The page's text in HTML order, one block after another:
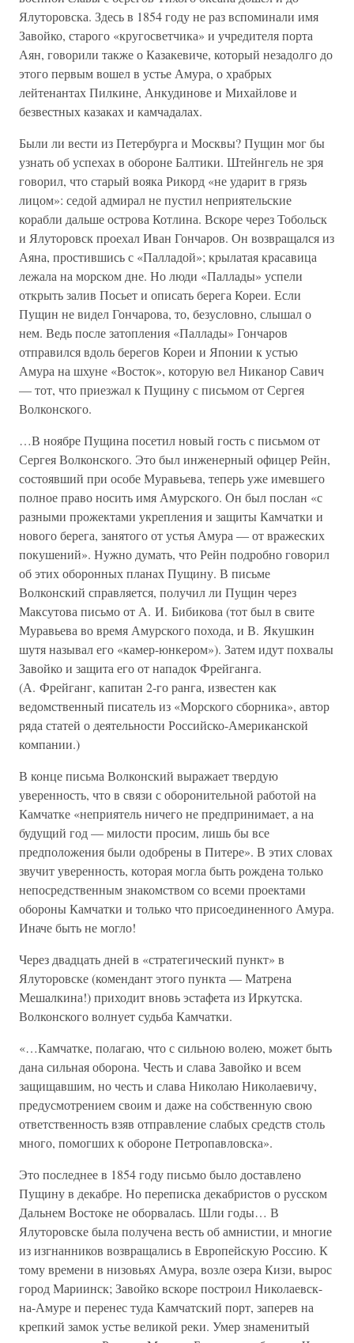
Ялуторовска. Здесь в 1854 году не раз вспоминали имя
Завойко, старого «кругосветчика» и учредителя порта
Аян, говорили также о Казакевиче, который незадолго до
этого первым вошел в устье Амура, о храбрых
лейтенантах Пилкине, Анкудинове и Михайлове и
безвестных казаках и камчадалах.
Были ли вести из Петербурга и Москвы? Пущин мог бы
узнать об успехах в обороне Балтики. Штейнгель не зря
говорил, что старый вояка Рикорд «не ударит в грязь
лицом»: седой адмирал не пустил неприятельские
корабли дальше острова Котлина. Вскоре через Тобольск
и Ялуторовск проехал Иван Гончаров. Он возвращался из
Аяна, простившись с «Палладой»; крылатая красавица
лежала на морском дне. Но люди «Паллады» успели
открыть залив Посьет и описать берега Кореи. Если
Пущин не видел Гончарова, то, безусловно, слышал о
нем. Ведь после затопления «Паллады» Гончаров
отправился вдоль берегов Кореи и Японии к устью
Амура на шхуне «Восток», которую вел Никанор Савич
— тот, что приезжал к Пущину с письмом от Сергея
Волконского.
…В ноябре Пущина посетил новый гость с письмом от
Сергея Волконского. Это был инженерный офицер Рейн,
состоявший при особе Муравьева, теперь уже имевшего
полное право носить имя Амурского. Он был послан «с
разными прожектами укрепления и защиты Камчатки и
нового берега, занятого от устья Амура — от вражеских
покушений». Нужно думать, что Рейн подробно говорил
об этих оборонных планах Пущину. В письме
Волконский справляется, получил ли Пущин через
Максутова письмо от А. И. Бибикова (тот был в свите
Муравьева во время Амурского похода, и В. Якушкин
шутя называл его «камер-юнкером»). Затем идут похвалы
Завойко и защита его от нападок Фрейганга.
(А. Фрейганг, капитан 2-го ранга, известен как
ведомственный писатель из «Морского сборника», автор
ряда статей о деятельности Российско-Американской
компании.)
В конце письма Волконский выражает твердую
уверенность, что в связи с оборонительной работой на
Камчатке «неприятель ничего не предпринимает, а на
будущий год — милости просим, лишь бы все
предположения были одобрены в Питере». В этих словах
звучит уверенность, которая могла быть рождена только
непосредственным знакомством со всеми проектами
обороны Камчатки и только что присоединенного Амура.
Иначе быть не могло!
Через двадцать дней в «стратегический пункт» в
Ялуторовске (комендант этого пункта — Матрена
Мешалкина!) приходит вновь эстафета из Иркутска.
Волконского волнует судьба Камчатки.
«…Камчатке, полагаю, что с сильною волею, может быть
дана сильная оборона. Честь и слава Завойко и всем
защищавшим, но честь и слава Николаю Николаевичу,
предусмотрением своим и даже на собственную свою
ответственность взяв отправление слабых средств столь
много, помогших к обороне Петропавловска».
Это последнее в 1854 году письмо было доставлено
Пущину в декабре. Но переписка декабристов о русском
Дальнем Востоке не оборвалась. Шли годы… В
Ялуторовске была получена весть об амнистии, и многие
из изгнанников возвращались в Европейскую Россию. К
тому времени в низовьях Амура, возле озера Кизи, вырос
город Мариинск; Завойко вскоре построил Николаевск-
на-Амуре и перенес туда Камчатский порт, заперев на
крепкий замок устье великой реки. Умер знаменитый